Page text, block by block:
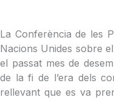
La Conferència de les
Nacions Unides sobre
el passat mes de
de la fi de l’era dels
rellevant que es va